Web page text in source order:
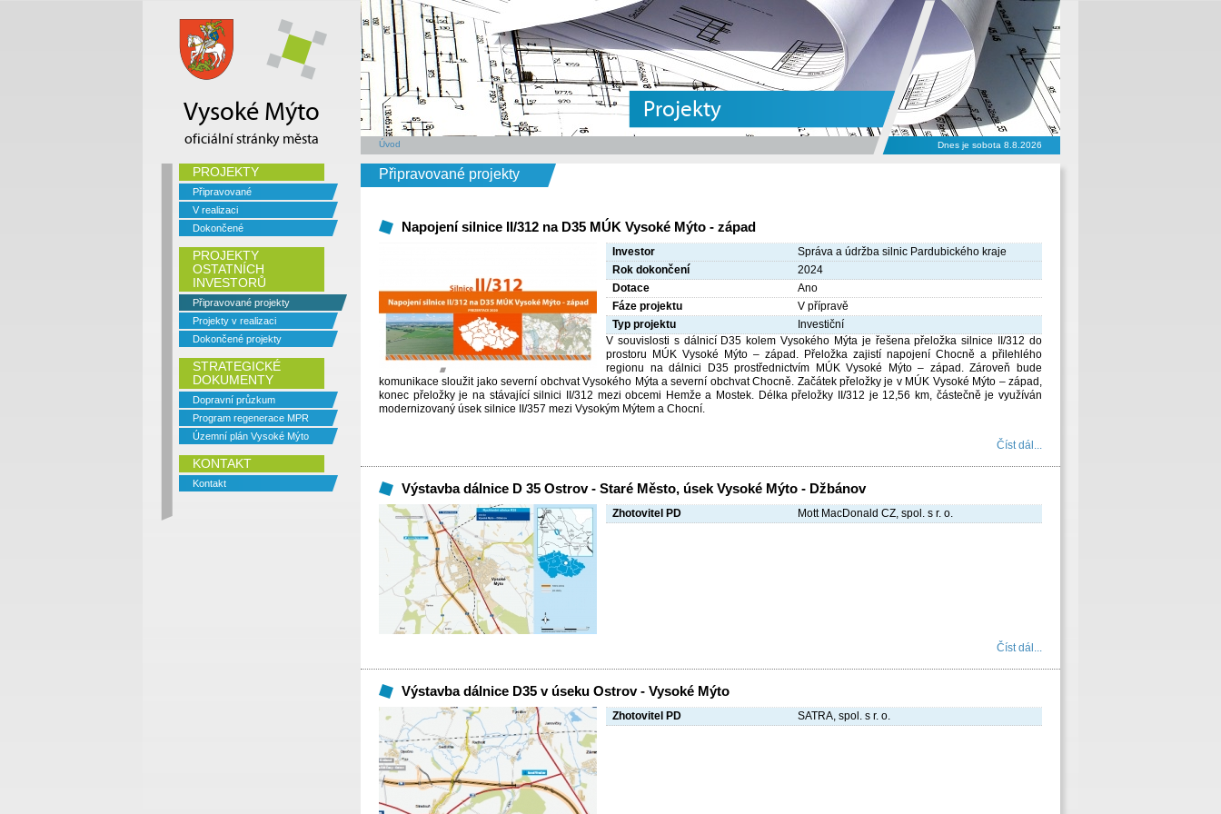
Vysoké Mýto
oficiální stránky města
Projekty
Úvod Dnes je sobota 8.8.2026
PROJEKTY
Připravované
V realizaci
Dokončené
PROJEKTY
OSTATNÍCH
INVESTORŮ
Připravované projekty
Projekty v realizaci
Dokončené projekty
STRATEGICKÉ
DOKUMENTY
Dopravní průzkum
Program regenerace MPR
Územní plán Vysoké Mýto
KONTAKT
Kontakt
Připravované projekty
Napojení silnice II/312 na D35 MÚK Vysoké Mýto - západ
Investor
Správa a údržba silnic Pardubického kraje
Rok dokončení
2024
Dotace
Ano
Fáze projektu
V přípravě
Typ projektu
Investiční
V souvislosti s dálnicí D35 kolem Vysokého Mýta je řešena přeložka silnice II/312 do
prostoru MÚK Vysoké Mýto – západ. Přeložka zajistí napojení Chocně a přilehlého
regionu na dálnici D35 prostřednictvím MÚK Vysoké Mýto – západ. Zároveň bude
komunikace sloužit jako severní obchvat Vysokého Mýta a severní obchvat Chocně. Začátek přeložky je v MÚK Vysoké Mýto – západ,
konec přeložky je na stávající silnici II/312 mezi obcemi Hemže a Mostek. Délka přeložky II/312 je 12,56 km, částečně je využíván
modernizovaný úsek silnice II/357 mezi Vysokým Mýtem a Chocní.
Číst dál...
Výstavba dálnice D 35 Ostrov - Staré Město, úsek Vysoké Mýto - Džbánov
Zhotovitel PD Mott MacDonald CZ, spol. s r. o.
Číst dál...
Výstavba dálnice D35 v úseku Ostrov - Vysoké Mýto
Zhotovitel PD SATRA, spol. s r. o.